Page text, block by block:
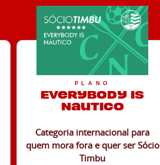
PLANO
Everybody is
Nautico
Categoria internacional para
quem mora fora e quer ser Sócio
Timbu